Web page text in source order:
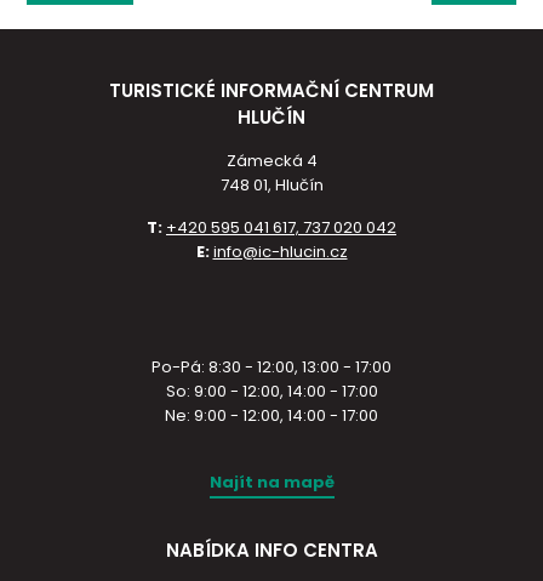
TURISTICKÉ INFORMAČNÍ CENTRUM
HLUČÍN
Zámecká 4
748 01, Hlučín
T: +420 595 041 617, 737 020 042
E:info@ic-hlucin.cz
Po-Pá: 8:30 - 12:00, 13:00 - 17:00
So: 9:00 - 12:00, 14:00 - 17:00
Ne: 9:00 - 12:00, 14:00 - 17:00
Najít na mapě
NABÍDKA INFO CENTRA